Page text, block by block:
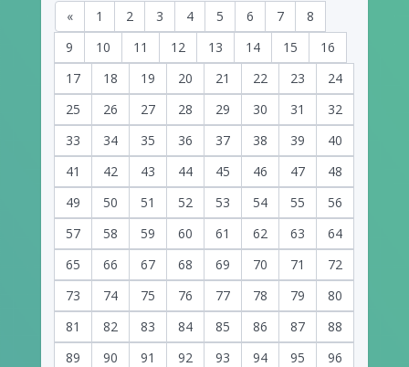
« 1 2 3 4 5 6 7
8
9
10 11 12 13 14 15
16
17
18 19 20 21 22 23
24
25
26 27 28 29 30 31
32
33
34 35 36 37 38 39
40
41
42 43 44 45 46 47
48
49
50 51 52 53 54 55
56
57
58 59 60 61 62 63
64
65
66 67 68 69 70 71
72
73
74 75 76 77 78 79
80
81
82 83 84 85 86 87
88
89
90 91 92 93 94 95
96